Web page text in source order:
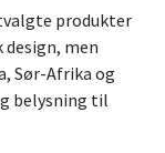
produkter
men
Sør-Afrika og
belysning til